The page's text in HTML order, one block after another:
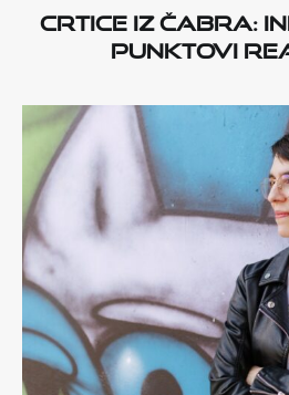
Crtice iz Čabra:
punktovi